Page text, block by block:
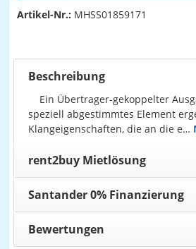
Artikel-Nr.: MHSS01859171
Beschreibung
Ein Übertrager-gekoppelter
speziell abgestimmtes Element
Klangeigenschaften, die an die e…
rent2buy Mietlösung
Santander 0% Finanzierung
Bewertungen